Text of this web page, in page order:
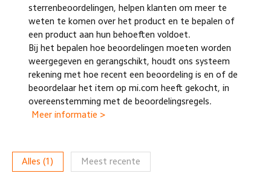
sterrenbeoordelingen, helpen klanten om meer te
weten te komen over het product en te bepalen of
een product aan hun behoeften voldoet.
Bij het bepalen hoe beoordelingen moeten worden
weergegeven en gerangschikt, houdt ons systeem
rekening met hoe recent een beoordeling is en of de
beoordelaar het item op mi.com heeft gekocht, in
overeenstemming met de beoordelingsregels.
Meer informatie >
Alles (1) Meest recente